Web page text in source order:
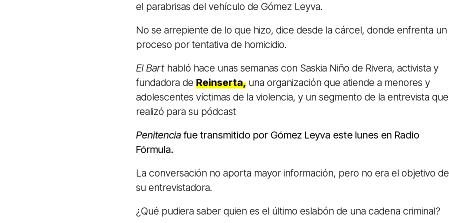
el parabrisas del vehículo de Gómez Leyva.
No se arrepiente de lo que hizo, dice desde la cárcel, donde enfrenta un
proceso por tentativa de homicidio.
El Bart habló hace unas semanas con Saskia Niño de Rivera, activista y
fundadora de Reinserta, una organización que atiende a menores y
adolescentes víctimas de la violencia, y un segmento de la entrevista que
realizó para su pódcast
Penitencia fue transmitido por Gómez Leyva este lunes en Radio
Fórmula.
La conversación no aporta mayor información, pero no era el objetivo de
su entrevistadora.
¿Qué pudiera saber quien es el último eslabón de una cadena criminal?